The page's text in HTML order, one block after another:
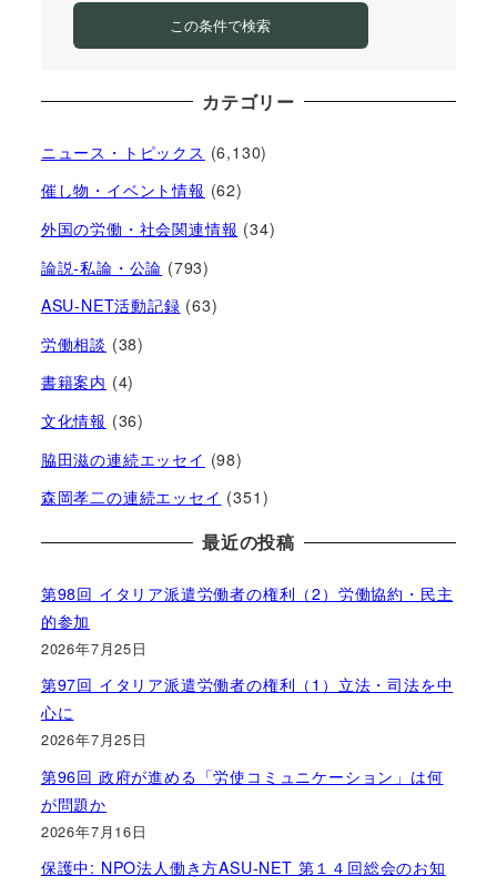
この条件で検索
カテゴリー
ニュース・トピックス (6,130)
催し物・イベント情報 (62)
外国の労働・社会関連情報 (34)
論説-私論・公論 (793)
ASU-NET活動記録 (63)
労働相談 (38)
書籍案内 (4)
文化情報 (36)
脇田滋の連続エッセイ (98)
森岡孝二の連続エッセイ (351)
最近の投稿
第98回 イタリア派遣労働者の権利（2）労働協約・民主
的参加
2026年7月25日
第97回 イタリア派遣労働者の権利（1）立法・司法を中
心に
2026年7月25日
第96回 政府が進める「労使コミュニケーション」は何
が問題か
2026年7月16日
保護中: NPO法人働き方ASU-NET 第１４回総会のお知